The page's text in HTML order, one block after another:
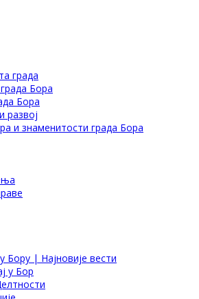
града
Бора
Бора
развој
и знаменитости града Бора
Бору | Најновије вести
у Бор